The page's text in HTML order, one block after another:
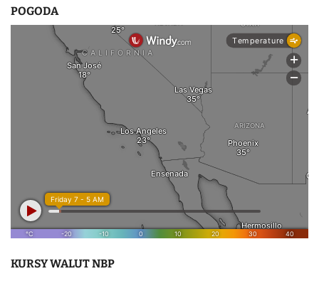
POGODA
KURSY WALUT NBP